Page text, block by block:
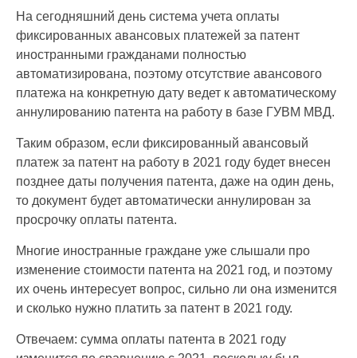
На сегодняшний день система учета оплаты
фиксированных авансовых платежей за патент
иностранными гражданами полностью
автоматизирована, поэтому отсутствие авансового
платежа на конкретную дату ведет к автоматическому
аннулированию патента на работу в базе ГУВМ МВД.
Таким образом, если фиксированный авансовый
платеж за патент на работу в 2021 году будет внесен
позднее даты получения патента, даже на один день,
то документ будет автоматически аннулирован за
просрочку оплаты патента.
Многие иностранные граждане уже слышали про
изменение стоимости патента на 2021 год, и поэтому
их очень интересует вопрос, сильно ли она изменится
и сколько нужно платить за патент в 2021 году.
Отвечаем: сумма оплаты патента в 2021 году